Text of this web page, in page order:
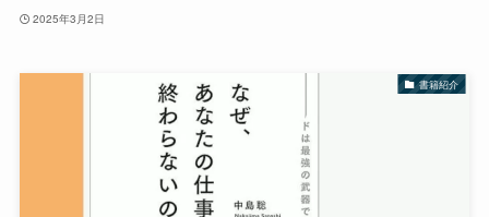
2025年3月2日
書籍紹介